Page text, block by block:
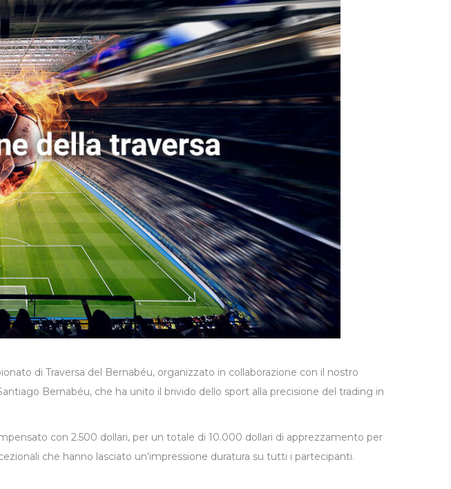
di Traversa del Bernabéu, organizzato in collaborazione con il nostro
Bernabéu, che ha unito il brivido dello sport alla precisione del trading in
con 2.500 dollari, per un totale di 10.000 dollari di apprezzamento per
che hanno lasciato un’impressione duratura su tutti i partecipanti.